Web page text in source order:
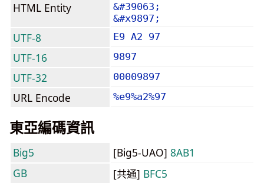
HTML Entity
&#39063;
&#x9897;
UTF-8 E9 A2 97
UTF-16 9897
UTF-32 00009897
URL Encode %e9%a2%97
東亞編碼資訊
Big5 [Big5-UAO] 8AB1
GB
[共通] BFC5